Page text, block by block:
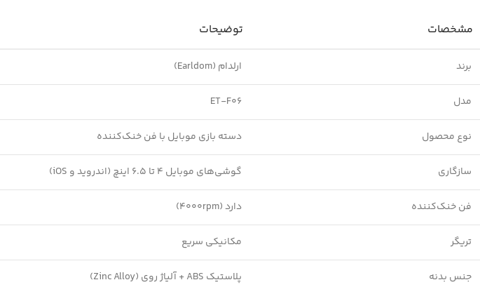
مشخصات توضیحات
برند ارلدام (Earldom)
مدل ET-F06
نوع محصول دسته بازی موبایل با فن خنک‌کننده
سازگاری گوشی‌های موبایل 4 تا 6.5 اینچ (اندروید و iOS)
فن خنک‌کننده دارد (4000rpm)
تریگر مکانیکی سریع
جنس بدنه پلاستیک ABS + آلیاژ روی (Zinc Alloy)